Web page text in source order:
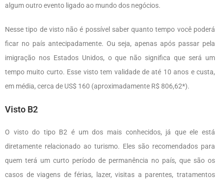
algum outro evento ligado ao mundo dos negócios.
Nesse tipo de visto não é possível saber quanto tempo você poderá
ficar no país antecipadamente. Ou seja, apenas após passar pela
imigração nos Estados Unidos, o que não significa que será um
tempo muito curto. Esse visto tem validade de até 10 anos e custa,
em média, cerca de US$ 160 (aproximadamente R$ 806,62*).
Visto B2
O visto do tipo B2 é um dos mais conhecidos, já que ele está
diretamente relacionado ao turismo. Eles são recomendados para
quem terá um curto período de permanência no país, que são os
casos de viagens de férias, lazer, visitas a parentes, tratamentos